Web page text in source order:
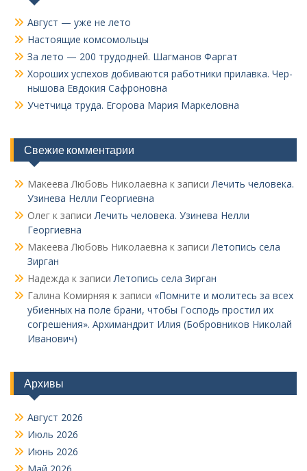
Август — уже не лето
Настоящие комсомольцы
За лето — 200 трудодней. Шагманов Фаргат
Хороших успехов добиваются работники прилавка. Чер­
нышова Евдокия Сафроновна
Учетчица труда. Его­рова Мария Маркеловна
Свежие комментарии
Макеева Любовь Николаевна к записиЛечить человека.
Узинева Нелли Георгиевна
Олег к записиЛечить человека. Узинева Нелли
Георгиевна
Макеева Любовь Николаевна к записиЛетопись села
Зирган
Надежда к записиЛетопись села Зирган
Галина Комирняя к записи «Помните и молитесь за всех
убиенных на поле брани, чтобы Господь простил их
согрешения». Архимандрит Илия (Бобровников Николай
Иванович)
Архивы
Август 2026
Июль 2026
Июнь 2026